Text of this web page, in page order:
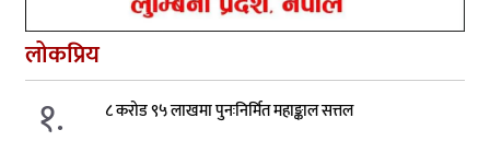
लोकप्रिय
१. ८ करोड ९५ लाखमा पुनःनिर्मित महाङ्काल सत्तल